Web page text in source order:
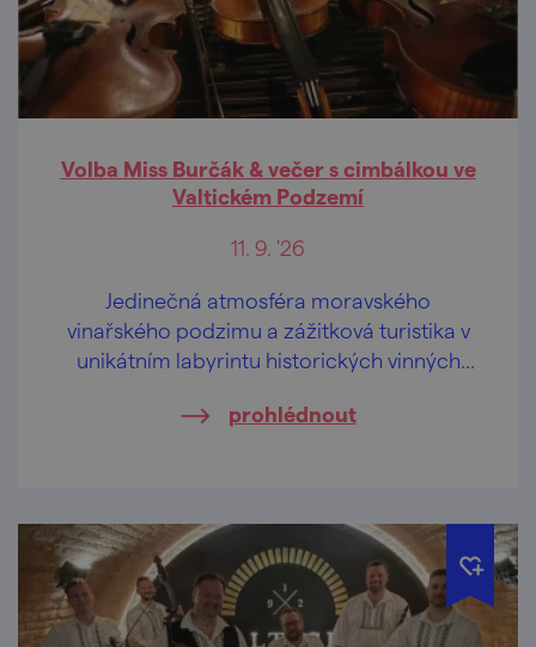
Volba Miss Burčák & večer s cimbálkou ve
Valtickém Podzemí
11. 9. '26
Jedinečná atmosféra moravského
vinařského podzimu a zážitková turistika v
unikátním labyrintu historických vinných
prohlédnout